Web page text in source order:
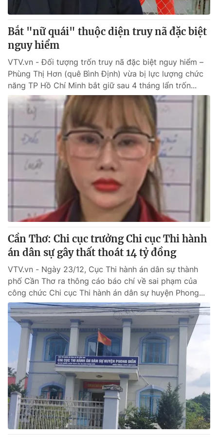
® Cấm sao chép dưới mọi hình thức nếu không có sự chấp
thuận bằng văn bản. Ghi rõ nguồn VTV.vn khi phát hành lại
thông tin từ website này.
Bắt "nữ quái" thuộc diện truy nã đặc biệt
nguy hiểm
VTV.vn - Đối tượng trốn truy nã đặc biệt nguy hiểm –
Phùng Thị Hơn (quê Bình Định) vừa bị lực lượng chức
năng TP Hồ Chí Minh bắt giữ sau 4 tháng lẩn trốn...
Cần Thơ: Chi cục trưởng Chi cục Thi hành
án dân sự gây thất thoát 14 tỷ đồng
VTV.vn - Ngày 23/12, Cục Thi hành án dân sự thành
phố Cần Thơ ra thông cáo báo chí về sai phạm của
công chức Chi cục Thi hành án dân sự huyện Phong...